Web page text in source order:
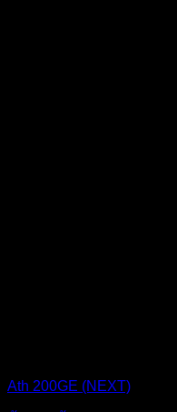
Ath 200GE (NEXT)